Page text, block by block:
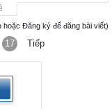
hoặc Đăng ký để đăng bài viết)
17 Tiếp